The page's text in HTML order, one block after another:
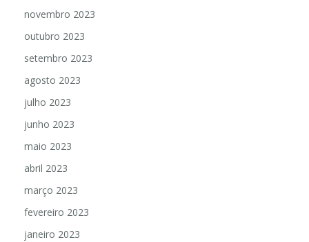
novembro 2023
outubro 2023
setembro 2023
agosto 2023
julho 2023
junho 2023
maio 2023
abril 2023
março 2023
fevereiro 2023
janeiro 2023